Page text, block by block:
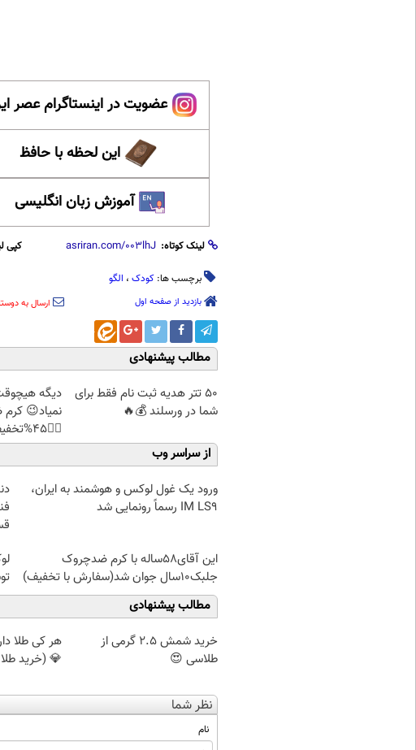
عضویت در اینستاگرام عصر
این لحظه با حافظ
آموزش زبان انگلیسی
لینک کوتاه: کپی
برچسب ها: کودک ، الگو
بازدید از صفحه اول ارسال به
مطالب پیشنهادی
50 تتر هدیه ثبت نام فقط برای
شما در ورسلند 💰🔥
دیگه
نمیاد😉
👈🏻45%تخفیف
از سراسر وب
ورود یک غول لوکس و هوشمند به ایران،
IM LS9 رسماً رونمایی شد
این آقای58ساله با کرم ضدچروک
جلبک10سال جوان شد(سفارش با تخفیف)
مطالب پیشنهادی
خرید شمش 2.5 گرمی از
طلاسی 😍
هر کی طلا
💎 (خرید
نظر شما
نام